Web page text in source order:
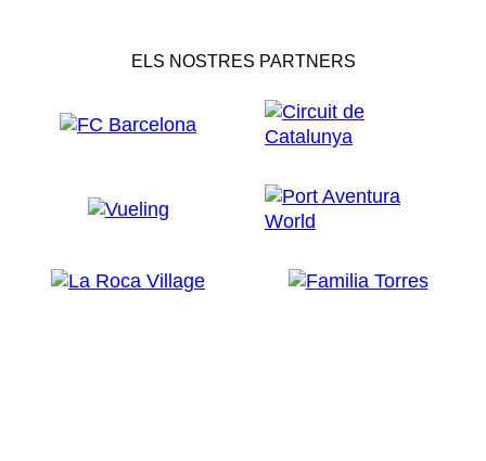
ELS NOSTRES PARTNERS